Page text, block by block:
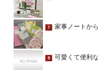
7 家事ノートか
8 可愛くて便利